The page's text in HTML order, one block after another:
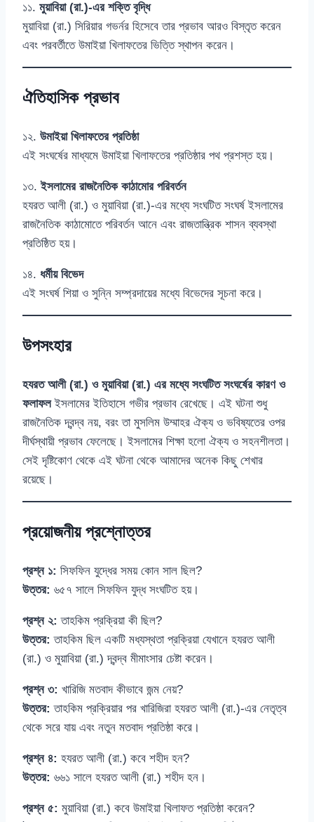
১১. মুয়াবিয়া (রা.)-এর শক্তি বৃদ্ধি
মুয়াবিয়া (রা.) সিরিয়ার গভর্নর হিসেবে তার প্রভাব আরও বিস্তৃত করেন
এবং পরবর্তীতে উমাইয়া খিলাফতের ভিত্তি স্থাপন করেন।
ঐতিহাসিক প্রভাব
১২. উমাইয়া খিলাফতের প্রতিষ্ঠা
এই সংঘর্ষের মাধ্যমে উমাইয়া খিলাফতের প্রতিষ্ঠার পথ প্রশস্ত হয়।
১৩. ইসলামের রাজনৈতিক কাঠামোর পরিবর্তন
হযরত আলী (রা.) ও মুয়াবিয়া (রা.)-এর মধ্যে সংঘটিত সংঘর্ষ ইসলামের
রাজনৈতিক কাঠামোতে পরিবর্তন আনে এবং রাজতান্ত্রিক শাসন ব্যবস্থা
প্রতিষ্ঠিত হয়।
১৪. ধর্মীয় বিভেদ
এই সংঘর্ষ শিয়া ও সুন্নি সম্প্রদায়ের মধ্যে বিভেদের সূচনা করে।
উপসংহার
হযরত আলী (রা.) ও মুয়াবিয়া (রা.) এর মধ্যে সংঘটিত সংঘর্ষের কারণ ও
ফলাফলইসলামের ইতিহাসে গভীর প্রভাব রেখেছে। এই ঘটনা শুধু
রাজনৈতিক দ্বন্দ্ব নয়, বরং তা মুসলিম উম্মাহর ঐক্য ও ভবিষ্যতের ওপর
দীর্ঘস্থায়ী প্রভাব ফেলেছে। ইসলামের শিক্ষা হলো ঐক্য ও সহনশীলতা।
সেই দৃষ্টিকোণ থেকে এই ঘটনা থেকে আমাদের অনেক কিছু শেখার
রয়েছে।
প্রয়োজনীয় প্রশ্নোত্তর
প্রশ্ন ১: সিফফিন যুদ্ধের সময় কোন সাল ছিল?
উত্তর: ৬৫৭ সালে সিফফিন যুদ্ধ সংঘটিত হয়।
প্রশ্ন ২: তাহকিম প্রক্রিয়া কী ছিল?
উত্তর: তাহকিম ছিল একটি মধ্যস্থতা প্রক্রিয়া যেখানে হযরত আলী
(রা.) ও মুয়াবিয়া (রা.) দ্বন্দ্ব মীমাংসার চেষ্টা করেন।
প্রশ্ন ৩: খারিজি মতবাদ কীভাবে জন্ম নেয়?
উত্তর: তাহকিম প্রক্রিয়ার পর খারিজিরা হযরত আলী (রা.)-এর নেতৃত্ব
থেকে সরে যায় এবং নতুন মতবাদ প্রতিষ্ঠা করে।
প্রশ্ন ৪: হযরত আলী (রা.) কবে শহীদ হন?
উত্তর: ৬৬১ সালে হযরত আলী (রা.) শহীদ হন।
প্রশ্ন ৫: মুয়াবিয়া (রা.) কবে উমাইয়া খিলাফত প্রতিষ্ঠা করেন?